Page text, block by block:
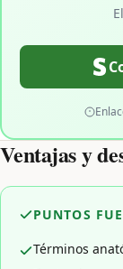
Ventajas y
PUNTOS
Términos